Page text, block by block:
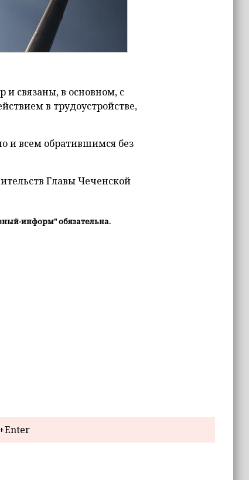
связаны, в основном, с
в трудоустройстве,
и всем обратившимся без
Главы Чеченской
информ" обязательна.